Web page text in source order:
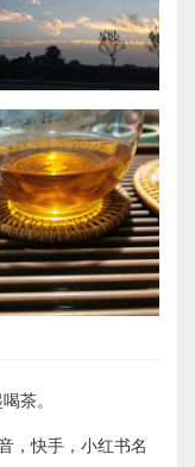
茶。
，快手，小红书名